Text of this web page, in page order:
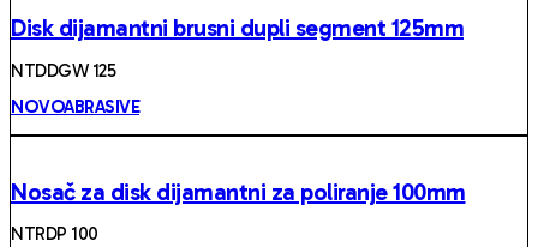
Disk dijamantni brusni dupli segment 125mm
NTDDGW 125
NOVOABRASIVE
Nosač za disk dijamantni za poliranje 100mm
NTRDP 100